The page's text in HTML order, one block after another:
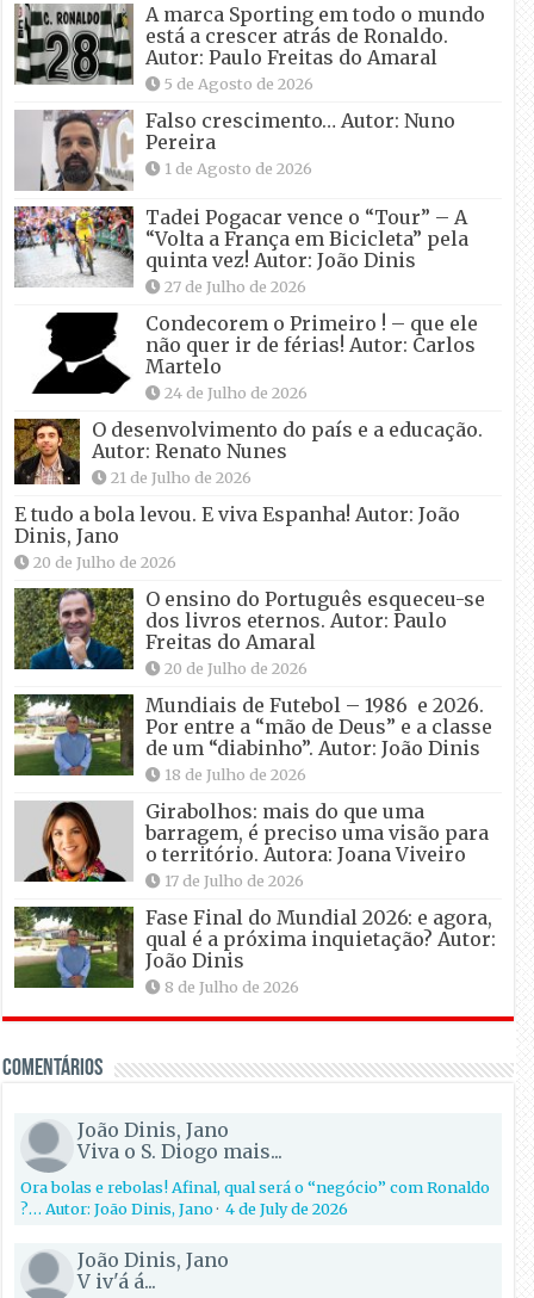
A marca Sporting em todo o mundo
está a crescer atrás de Ronaldo.
Autor: Paulo Freitas do Amaral
5 de Agosto de 2026
Falso crescimento… Autor: Nuno
Pereira
1 de Agosto de 2026
Tadei Pogacar vence o “Tour” – A
“Volta a França em Bicicleta” pela
quinta vez! Autor: João Dinis
27 de Julho de 2026
Condecorem o Primeiro ! – que ele
não quer ir de férias! Autor: Carlos
Martelo
24 de Julho de 2026
O desenvolvimento do país e a educação.
Autor: Renato Nunes
21 de Julho de 2026
E tudo a bola levou. E viva Espanha! Autor: João
Dinis, Jano
20 de Julho de 2026
O ensino do Português esqueceu-se
dos livros eternos. Autor: Paulo
Freitas do Amaral
20 de Julho de 2026
Mundiais de Futebol – 1986 e 2026.
Por entre a “mão de Deus” e a classe
de um “diabinho”. Autor: João Dinis
18 de Julho de 2026
Girabolhos: mais do que uma
barragem, é preciso uma visão para
o território. Autora: Joana Viveiro
17 de Julho de 2026
Fase Final do Mundial 2026: e agora,
qual é a próxima inquietação? Autor:
João Dinis
8 de Julho de 2026
Comentários
João Dinis, Jano
Viva o S. Diogo mais...
Ora bolas e rebolas! Afinal, qual será o “negócio” com Ronaldo
?… Autor: João Dinis, Jano·4 de July de 2026
João Dinis, Jano
V iv'á á...